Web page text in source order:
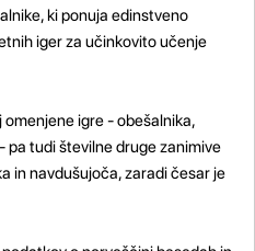
ki ponuja edinstveno
iger za učinkovito učenje
igre - obešalnika,
pa tudi številne druge zanimive
in navdušujoča, zaradi česar je